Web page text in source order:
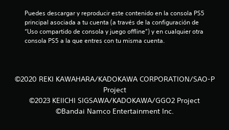
4
0
c
a
Puedes descargar y reproducir este contenido en la consola PS5
principal asociada a tu cuenta (a través de la configuración de
“Uso compartido de consola y juego offline”) y en cualquier otra
consola PS5 a la que entres con tu misma cuenta.
©2020 REKI KAWAHARA/KADOKAWA CORPORATION/SAO-P
Project
©2023 KEIICHI SIGSAWA/KADOKAWA/GGO2 Project
©Bandai Namco Entertainment Inc.